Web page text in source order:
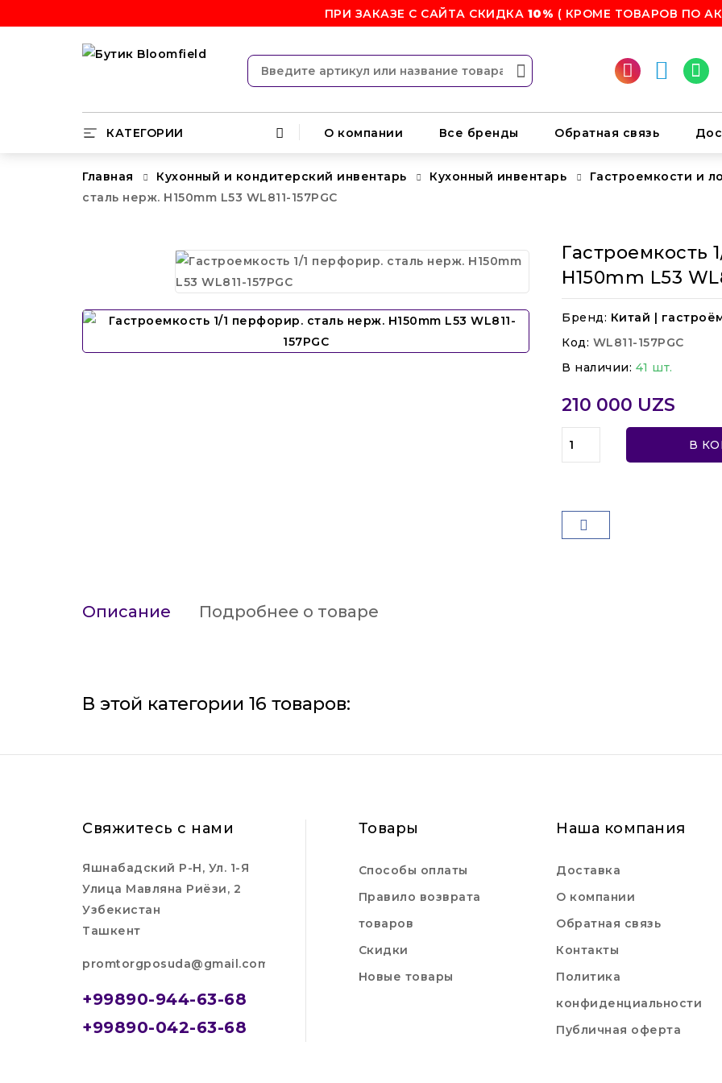
ПРИ ЗАКАЗЕ С САЙТА СКИДКА 10% ( КРОМЕ ТОВАРОВ ПО
КАТЕГОРИИ О компании Все бренды Обратная связь
Главная Кухонный и кондитерский инвентарь Кухонный инвентарь Гастроемкости и
сталь нерж. H150mm L53 WL811-157PGC
Гастроемкость
H150mm L53
Бренд: Китай |
Код: WL811-157PGC
В наличии: 41 шт.
210 000 UZS
В
Описание Подробнее о товаре
В этой категории 16 товаров:
Свяжитесь с нами
Яшнабадский Р-Н, Ул. 1-Я
Улица Мавляна Риёзи, 2
Узбекистан
Ташкент
promtorgposuda@gmail.com
+99890-944-63-68
+99890-042-63-68
Товары
Способы оплаты
Правило возврата
товаров
Скидки
Новые товары
Наша компания
Доставка
О компании
Обратная связь
Контакты
Политика
конфиденциальности
Публичная оферта